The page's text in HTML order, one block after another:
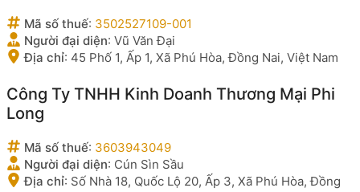
Mã số thuế: 3502527109-001
Người đại diện: Vũ Văn Đại
Địa chỉ: 45 Phố 1, Ấp 1, Xã Phú Hòa, Đồng Nai, Việt Nam
Công Ty TNHH Kinh Doanh Thương Mại Phi
Long
Mã số thuế: 3603943049
Người đại diện: Cún Sìn Sầu
Địa chỉ: Số Nhà 18, Quốc Lộ 20, Ấp 3, Xã Phú Hòa, Đồng